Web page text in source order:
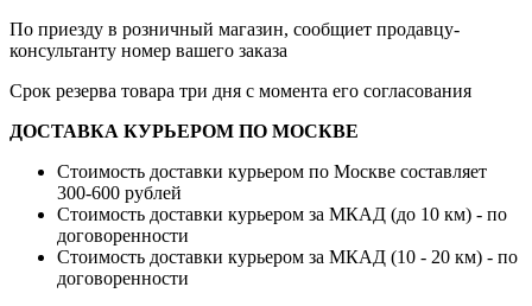
По приезду в розничный магазин, сообщиет продавцу-
консультанту номер вашего заказа
Срок резерва товара три дня с момента его согласования
ДОСТАВКА КУРЬЕРОМ ПО МОСКВЕ
Стоимость доставки курьером по Москве составляет
300-600 рублей
Стоимость доставки курьером за МКАД (до 10 км) - по
договоренности
Стоимость доставки курьером за МКАД (10 - 20 км) - по
договоренности